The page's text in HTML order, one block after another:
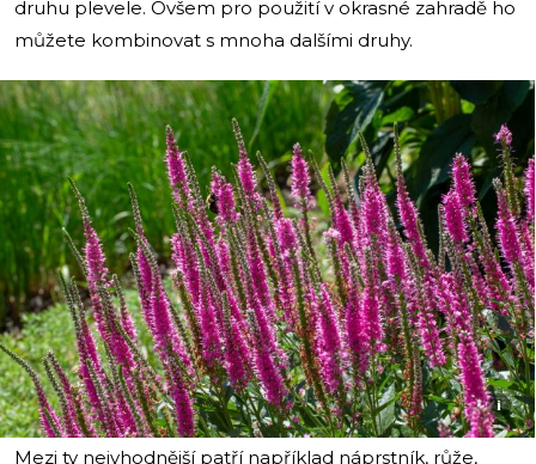
druhu plevele. Ovšem pro použití v okrasné zahradě ho
můžete kombinovat s mnoha dalšími druhy.
i
Mezi ty nejvhodnější patří například náprstník, růže,